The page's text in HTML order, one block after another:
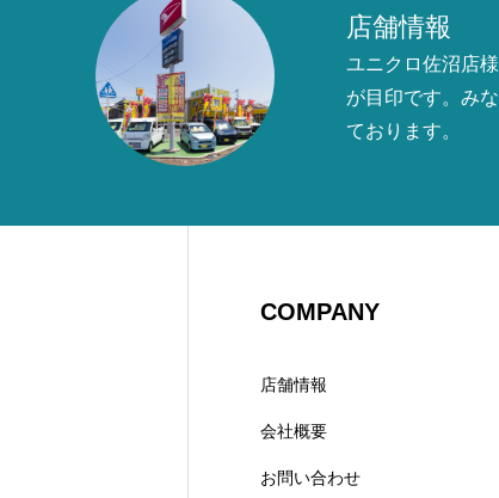
店舗情報
ユニクロ佐沼店
が目印です。み
ております。
COMPANY
店舗情報
会社概要
お問い合わせ